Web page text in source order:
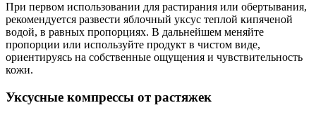
При первом использовании для растирания или обертывания,
рекомендуется развести яблочный уксус теплой кипяченой
водой, в равных пропорциях. В дальнейшем меняйте
пропорции или используйте продукт в чистом виде,
ориентируясь на собственные ощущения и чувствительность
кожи.
Уксусные компрессы от растяжек